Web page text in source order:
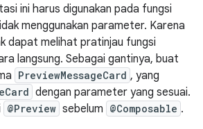
ini harus digunakan pada fungsi
menggunakan parameter. Karena
dapat melihat pratinjau fungsi
langsung. Sebagai gantinya, buat
PreviewMessageCard , yang
dengan parameter yang sesuai.
@Preview sebelum @Composable .